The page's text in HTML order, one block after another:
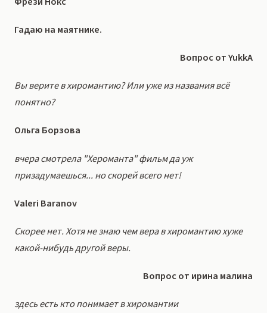
Гадаю на маятнике.
Вопрос от YukkA
Вы верите в хиромантию? Или уже из названия всё
понятно?
Ольга Борзова
вчера смотрела "Хероманта" фильм да уж
призадумаешься... но скорей всего нет!
Valeri Baranov
Скорее нет. Хотя не знаю чем вера в хиромантию хуже
какой-нибудь другой веры.
Вопрос от ирина малина
здесь есть кто понимает в хиромантии